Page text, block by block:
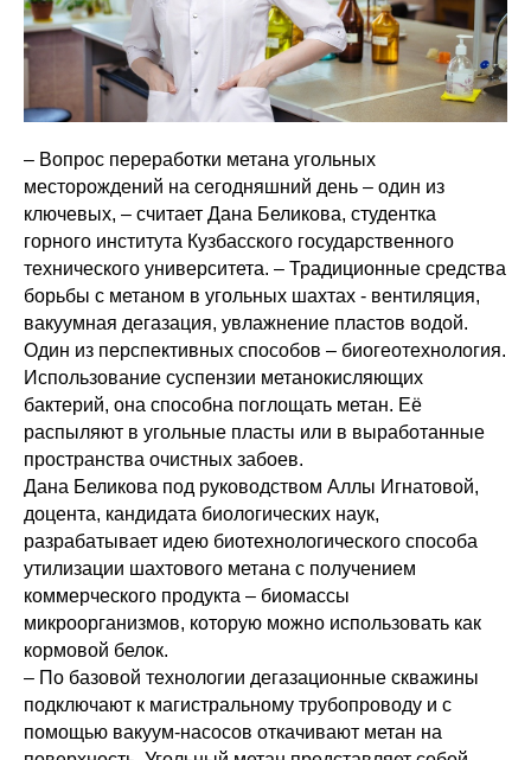
– Вопрос переработки метана угольных
месторождений на сегодняшний день – один из
ключевых, – считает Дана Беликова, студентка
горного института Кузбасского государственного
технического университета. – Традиционные средства
борьбы с метаном в угольных шахтах - вентиляция,
вакуумная дегазация, увлажнение пластов водой.
Один из перспективных способов – биогеотехнология.
Использование суспензии метанокисляющих
бактерий, она способна поглощать метан. Её
распыляют в угольные пласты или в выработанные
пространства очистных забоев.
Дана Беликова под руководством Аллы Игнатовой,
доцента, кандидата биологических наук,
разрабатывает идею биотехнологического способа
утилизации шахтового метана с получением
коммерческого продукта – биомассы
микроорганизмов, которую можно использовать как
кормовой белок.
– По базовой технологии дегазационные скважины
подключают к магистральному трубопроводу и с
помощью вакуум-насосов откачивают метан на